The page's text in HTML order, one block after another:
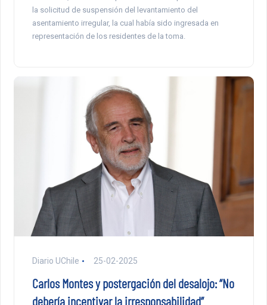
la solicitud de suspensión del levantamiento del
asentamiento irregular, la cual había sido ingresada en
representación de los residentes de la toma.
Diario UChile 25-02-2025
Carlos Montes y postergación del desalojo: “No
debería incentivar la irresponsabilidad”